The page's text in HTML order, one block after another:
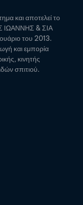
και αποτελεί το
ΙΩΑΝΝΗΣ & ΣΙΑ
του 2013.
και εμπορία
κινητής
σπιτιού.